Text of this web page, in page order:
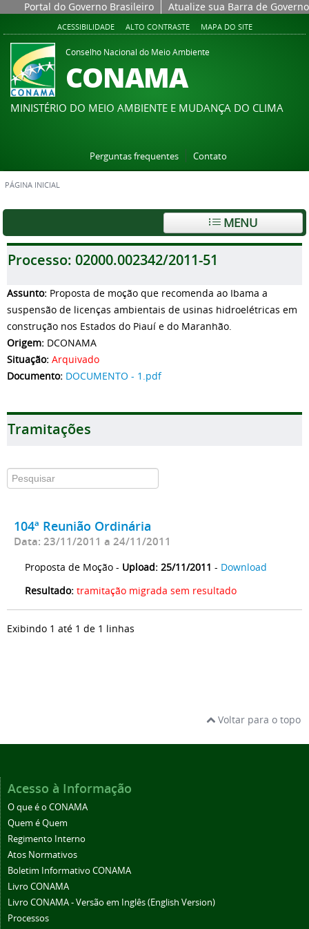
Portal do Governo Brasileiro Atualize sua Barra de Governo
ACESSIBILIDADE ALTO CONTRASTE MAPA DO SITE
Conselho Nacional do Meio Ambiente
CONAMA
MINISTÉRIO DO MEIO AMBIENTE E MUDANÇA DO CLIMA
Perguntas frequentes Contato
PÁGINA INICIAL
MENU
Processo: 02000.002342/2011-51
Assunto: Proposta de moção que recomenda ao Ibama a
suspensão de licenças ambientais de usinas hidroelétricas em
construção nos Estados do Piauí e do Maranhão.
Origem: DCONAMA
Situação: Arquivado
Documento: DOCUMENTO - 1.pdf
Tramitações
104ª Reunião Ordinária
Data: 23/11/2011 a 24/11/2011
Proposta de Moção - Upload: 25/11/2011 - Download
Resultado: tramitação migrada sem resultado
Exibindo 1 até 1 de 1 linhas
Voltar para o topo
Acesso à Informação
O que é o CONAMA
Quem é Quem
Regimento Interno
Atos Normativos
Boletim Informativo CONAMA
Livro CONAMA
Livro CONAMA - Versão em Inglês (English Version)
Processos